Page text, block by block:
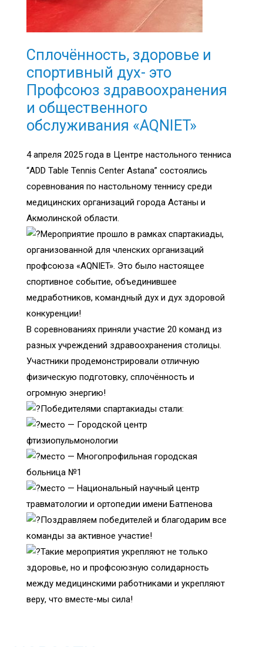
Сплочённость, здоровье и
спортивный дух- это
Профсоюз здравоохранения
и общественного
обслуживания «AQNIET»
4 апреля 2025 года в Центре настольного тенниса
“ADD Table Tennis Center Astana” состоялись
соревнования по настольному теннису среди
медицинских организаций города Астаны и
Акмолинской области.
Мероприятие прошло в рамках спартакиады,
организованной для членских организаций
профсоюза «AQNIET». Это было настоящее
спортивное событие, объединившее
медработников, командный дух и дух здоровой
конкуренции!
В соревнованиях приняли участие 20 команд из
разных учреждений здравоохранения столицы.
Участники продемонстрировали отличную
физическую подготовку, сплочённость и
огромную энергию!
Победителями спартакиады стали:
место — Городской центр
фтизиопульмонологии
место — Многопрофильная городская
больница №1
место — Национальный научный центр
травматологии и ортопедии имени Батпенова
Поздравляем победителей и благодарим все
команды за активное участие!
Такие мероприятия укрепляют не только
здоровье, но и профсоюзную солидарность
между медицинскими работниками и укрепляют
веру, что вместе-мы сила!